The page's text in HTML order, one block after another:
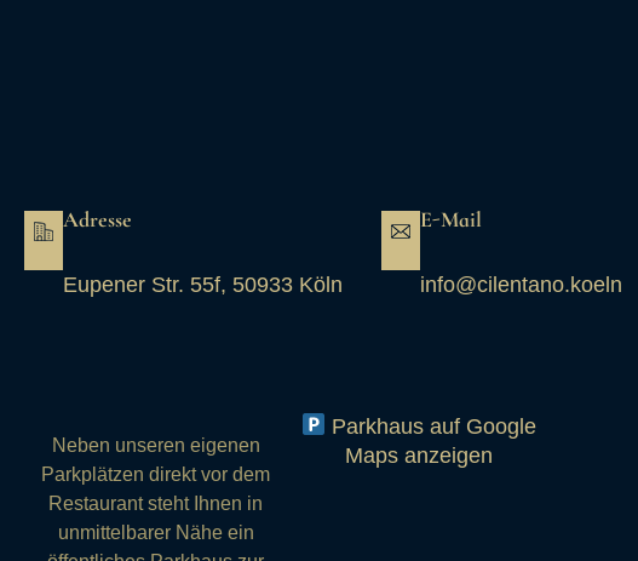
Adresse
Eupener Str. 55f, 50933 Köln
E-Mail
info@cilentano.koeln
Neben unseren eigenen
Parkplätzen direkt vor dem
Restaurant steht Ihnen in
unmittelbarer Nähe ein
Parkhaus auf Google
Maps anzeigen